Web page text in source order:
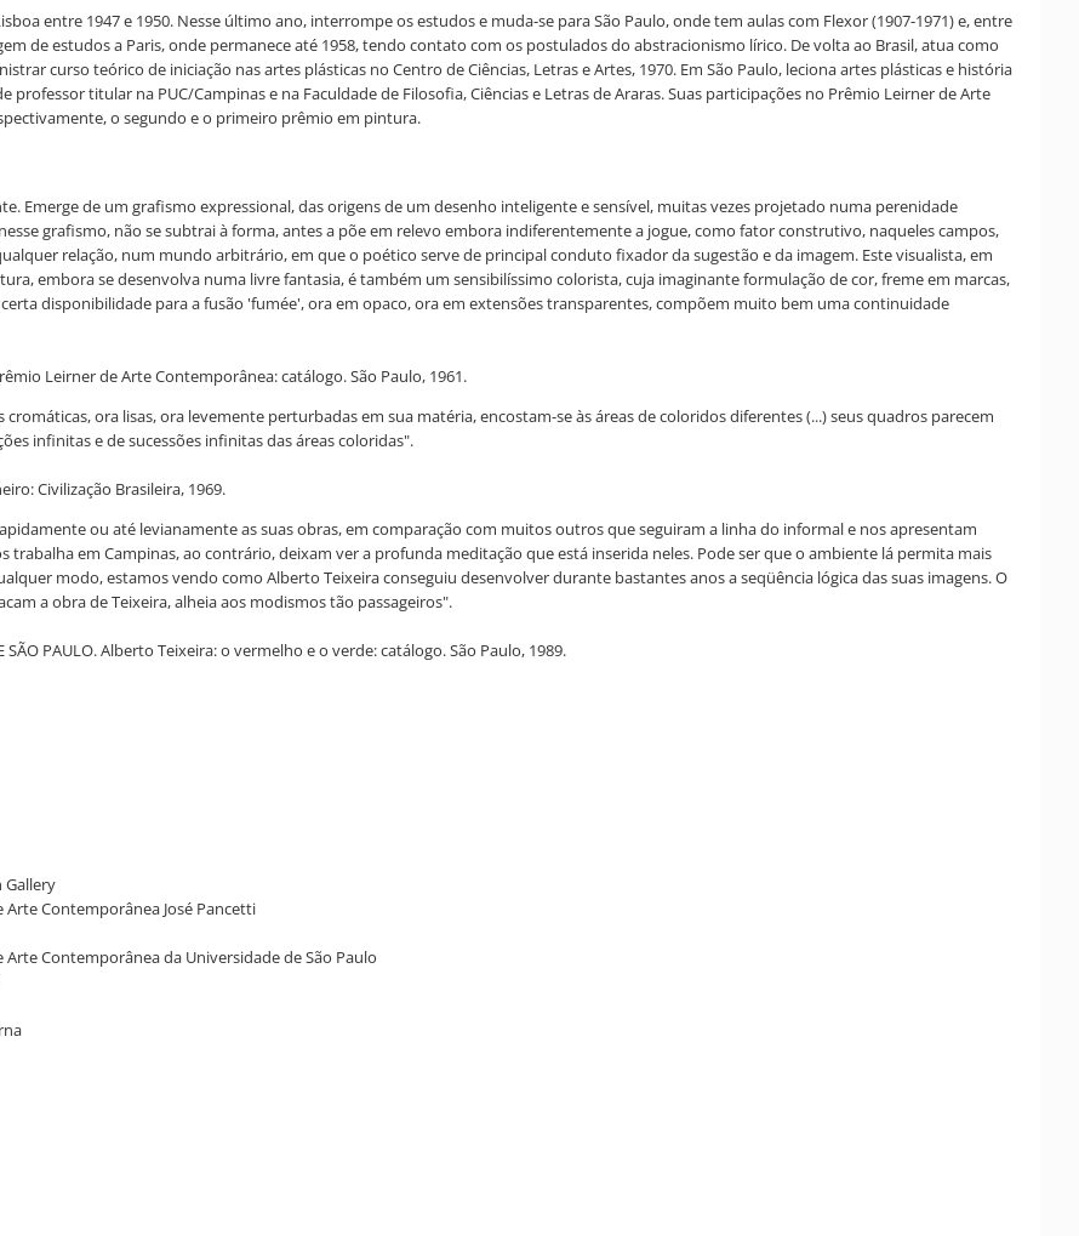
entre 1947 e 1950. Nesse último ano, interrompe os estudos e muda-se para São Paulo, onde tem aulas com Flexor (1907-1971) e, entre
de estudos a Paris, onde permanece até 1958, tendo contato com os postulados do abstracionismo lírico. De volta ao Brasil, atua como
curso teórico de iniciação nas artes plásticas no Centro de Ciências, Letras e Artes, 1970. Em São Paulo, leciona artes plásticas e história
professor titular na PUC/Campinas e na Faculdade de Filosofia, Ciências e Letras de Araras. Suas participações no Prêmio Leirner de Arte
o segundo e o primeiro prêmio em pintura.
Emerge de um grafismo expressional, das origens de um desenho inteligente e sensível, muitas vezes projetado numa perenidade
grafismo, não se subtrai à forma, antes a põe em relevo embora indiferentemente a jogue, como fator construtivo, naqueles campos,
relação, num mundo arbitrário, em que o poético serve de principal conduto fixador da sugestão e da imagem. Este visualista, em
embora se desenvolva numa livre fantasia, é também um sensibilíssimo colorista, cuja imaginante formulação de cor, freme em marcas,
disponibilidade para a fusão 'fumée', ora em opaco, ora em extensões transparentes, compõem muito bem uma continuidade
Leirner de Arte Contemporânea: catálogo. São Paulo, 1961.
ora lisas, ora levemente perturbadas em sua matéria, encostam-se às áreas de coloridos diferentes (...) seus quadros parecem
infinitas e de sucessões infinitas das áreas coloridas".
Civilização Brasileira, 1969.
ou até levianamente as suas obras, em comparação com muitos outros que seguiram a linha do informal e nos apresentam
em Campinas, ao contrário, deixam ver a profunda meditação que está inserida neles. Pode ser que o ambiente lá permita mais
modo, estamos vendo como Alberto Teixeira conseguiu desenvolver durante bastantes anos a seqüência lógica das suas imagens. O
a obra de Teixeira, alheia aos modismos tão passageiros".
SÃO PAULO. Alberto Teixeira: o vermelho e o verde: catálogo. São Paulo, 1989.
Gallery
Arte Contemporânea José Pancetti
Arte Contemporânea da Universidade de São Paulo